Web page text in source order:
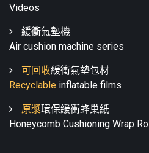
Videos
緩衝氣墊機
Air cushion machine series
可回收緩衝氣墊包材
Recyclable inflatable films
原漿環保緩衝蜂巢紙
Honeycomb Cushioning Wrap Roll